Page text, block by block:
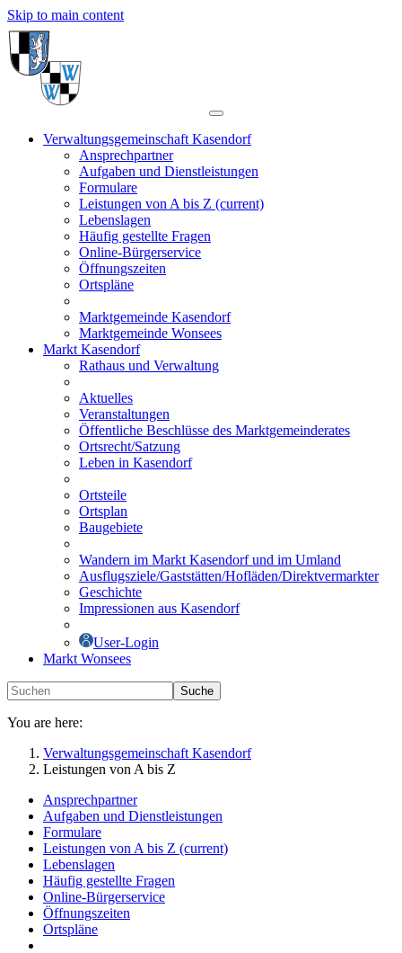
Skip to main content
Verwaltungsgemeinschaft Kasendorf
Ansprechpartner
Aufgaben und Dienstleistungen
Formulare
Leistungen von A bis Z (current)
Lebenslagen
Häufig gestellte Fragen
Online-Bürgerservice
Öffnungszeiten
Ortspläne
Marktgemeinde Kasendorf
Marktgemeinde Wonsees
Markt Kasendorf
Rathaus und Verwaltung
Aktuelles
Veranstaltungen
Öffentliche Beschlüsse des Marktgemeinderates
Ortsrecht/Satzung
Leben in Kasendorf
Ortsteile
Ortsplan
Baugebiete
Wandern im Markt Kasendorf und im Umland
Ausflugsziele/Gaststätten/Hofläden/Direktvermarkter
Geschichte
Impressionen aus Kasendorf
User-Login
Markt Wonsees
Suche
You are here:
Verwaltungsgemeinschaft Kasendorf
Leistungen von A bis Z
Ansprechpartner
Aufgaben und Dienstleistungen
Formulare
Leistungen von A bis Z (current)
Lebenslagen
Häufig gestellte Fragen
Online-Bürgerservice
Öffnungszeiten
Ortspläne